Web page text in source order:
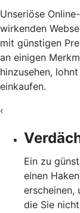
Unseriöse
wirkenden
mit günstigen
an einigen
hinzusehen,
einkaufen.
‹
Ein zu
einen
erscheinen,
die Sie